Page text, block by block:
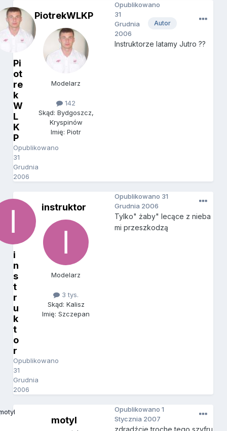
Pi
ot
re
k
W
L
K
P
Opublikowano
31
Grudnia
2006
PiotrekWLKP
Modelarz
142
Skąd: Bydgoszcz,
Kryspinów
Imię: Piotr
Autor
Opublikowano
31
Grudnia
2006
Instruktorze latamy Jutro ??
i
n
s
t
r
u
k
t
o
r
Opublikowano
31
Grudnia
2006
instruktor
Modelarz
3 tys.
Skąd: Kalisz
Imię: Szczepan
Opublikowano 31
Grudnia 2006
Tylko" żaby" lecące z nieba
mi przeszkodzą
motyl
Opublikowano1
Stycznia 2007